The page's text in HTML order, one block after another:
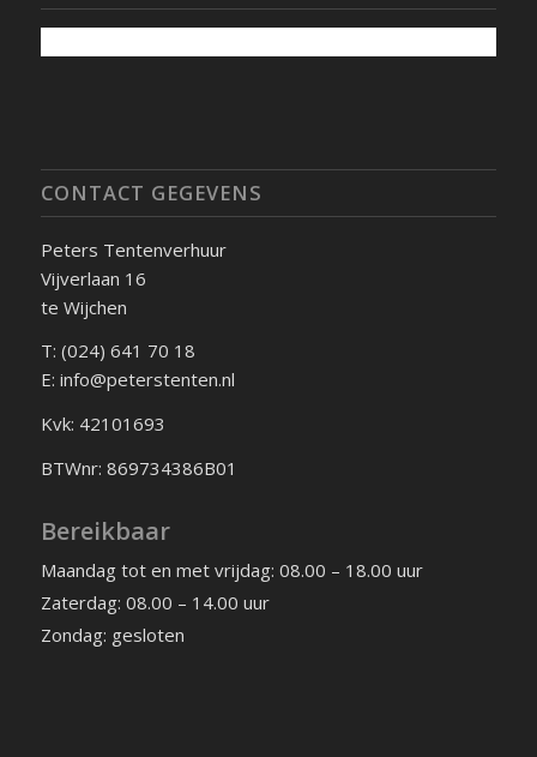
CONTACT GEGEVENS
Peters Tentenverhuur
Vijverlaan 16
te Wijchen
T: (024) 641 70 18
E: info@peterstenten.nl
Kvk: 42101693
BTWnr: 869734386B01
Bereikbaar
Maandag tot en met vrijdag: 08.00 – 18.00 uur
Zaterdag: 08.00 – 14.00 uur
Zondag: gesloten